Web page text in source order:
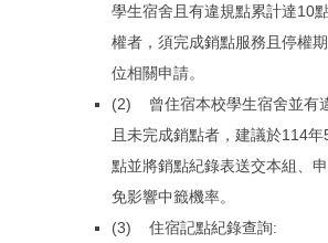
學生宿舍且有違規點累計達10
權者，須完成銷點服務且停權
位相關申請。
(2) 曾住宿本校學生宿舍並有
且未完成銷點者，建議於114
點並將銷點紀錄表送交本組、
免影響中籤機率。
(3) 住宿記點紀錄查詢: